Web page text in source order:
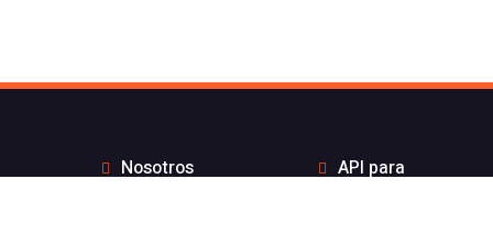
Nosotros
API para